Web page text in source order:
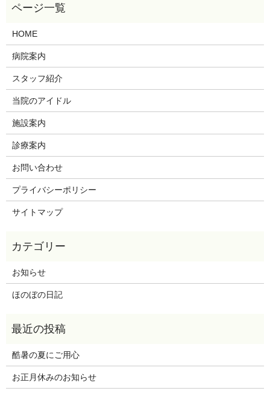
HOME
病院案内
スタッフ紹介
当院のアイドル
施設案内
診療案内
お問い合わせ
プライバシーポリシー
サイトマップ
お知らせ
ほのぼの日記
酷暑の夏にご用心
お正月休みのお知らせ